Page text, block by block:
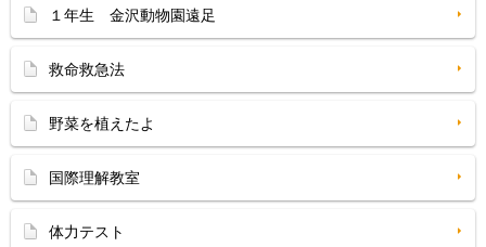
１年生 金沢動物園遠足
救命救急法
野菜を植えたよ
国際理解教室
体力テスト